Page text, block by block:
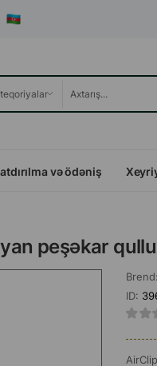
və ödəniş
peşəkar
Brend:
ID: